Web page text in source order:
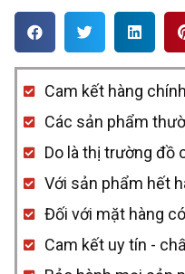
Seiko
Elegance
SBGW281
quantity
Cam kết hàng
Các sản phẩm
Do là thị trường đồ
Với sản phẩm hết
Đối với mặt hàng
Cam kết uy tín -